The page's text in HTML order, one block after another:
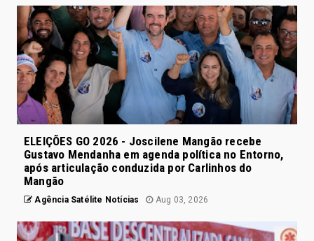
ELEIÇÕES GO 2026 - Joscilene Mangão recebe
Gustavo Mendanha em agenda política no Entorno,
após articulação conduzida por Carlinhos do
Mangão
Agência Satélite Notícias Aug 03, 2026